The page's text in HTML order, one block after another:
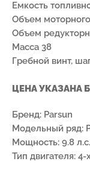
Емкость
Объем
Объем
Масса 38
Гребной винт,
ЦЕНА УКАЗАНА
Бренд: Parsun
Модельный ряд:
Мощность: 9.8 л.с.
Тип двигателя: 4-